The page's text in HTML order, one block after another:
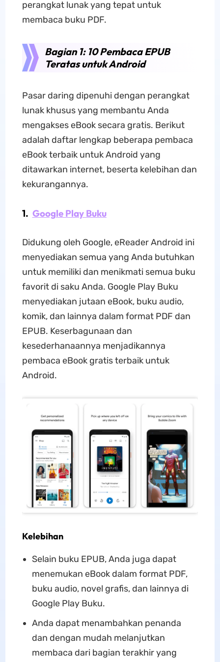
perangkat lunak yang tepat untuk
membaca buku PDF.
Bagian 1: 10 Pembaca EPUB
Teratas untuk Android
Pasar daring dipenuhi dengan perangkat
lunak khusus yang membantu Anda
mengakses eBook secara gratis. Berikut
adalah daftar lengkap beberapa pembaca
eBook terbaik untuk Android yang
ditawarkan internet, beserta kelebihan dan
kekurangannya.
1. Google Play Buku
Didukung oleh Google, eReader Android ini
menyediakan semua yang Anda butuhkan
untuk memiliki dan menikmati semua buku
favorit di saku Anda. Google Play Buku
menyediakan jutaan eBook, buku audio,
komik, dan lainnya dalam format PDF dan
EPUB. Keserbagunaan dan
kesederhanaannya menjadikannya
pembaca eBook gratis terbaik untuk
Android.
Kelebihan
Selain buku EPUB, Anda juga dapat
menemukan eBook dalam format PDF,
buku audio, novel grafis, dan lainnya di
Google Play Buku.
Anda dapat menambahkan penanda
dan dengan mudah melanjutkan
membaca dari bagian terakhir yang